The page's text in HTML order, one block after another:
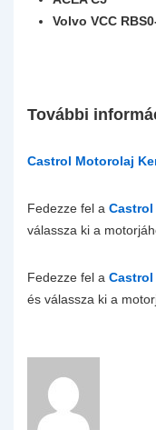
Volvo VCC
További
Castrol Motorolaj
Fedezze fel a
válassza ki a
Fedezze fel a
és válassza ki a